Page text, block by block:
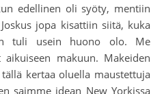
edellinen oli syöty, mentiin
jopa kisattiin siitä, kuka
tuli usein huono olo. Me
makuun. Makeiden
kertaa oluella maustettuja
saimme idean New Yorkissa